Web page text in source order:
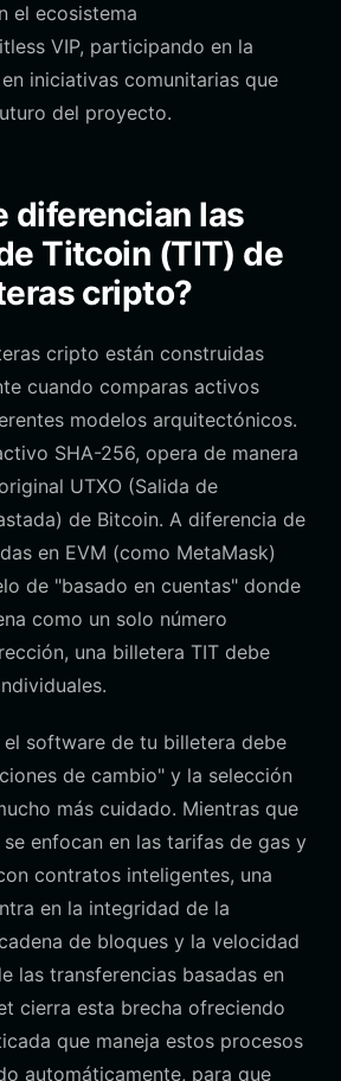
el ecosistema
VIP, participando en la
iniciativas comunitarias que
del proyecto.
diferencian las
Titcoin (TIT) de
cripto?
cripto están construidas
cuando comparas activos
modelos arquitectónicos.
SHA-256, opera de manera
UTXO (Salida de
de Bitcoin. A diferencia de
en EVM (como MetaMask)
de "basado en cuentas" donde
como un solo número
una billetera TIT debe
software de tu billetera debe
de cambio" y la selección
más cuidado. Mientras que
enfocan en las tarifas de gas y
contratos inteligentes, una
en la integridad de la
de bloques y la velocidad
las transferencias basadas en
cierra esta brecha ofreciendo
que maneja estos procesos
automáticamente, para que